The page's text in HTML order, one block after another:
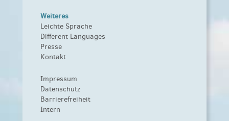
Weiteres
Leichte Sprache
Different Languages
Presse
Kontakt
Impressum
Datenschutz
Barrierefreiheit
Intern